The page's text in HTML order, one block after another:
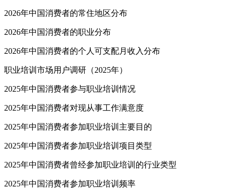
2026年中国消费者的常住地区分布
2026年中国消费者的职业分布
2026年中国消费者的个人可支配月收入分布
职业培训市场用户调研（2025年）
2025年中国消费者参与职业培训情况
2025年中国消费者对现从事工作满意度
2025年中国消费者参加职业培训主要目的
2025年中国消费者参加职业培训项目类型
2025年中国消费者曾经参加职业培训的行业类型
2025年中国消费者参加职业培训频率